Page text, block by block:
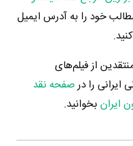
خود را به آدرس ایمیل
از فیلم‌های
ایرانی را درصفحه نقد
ایران بخوانید.